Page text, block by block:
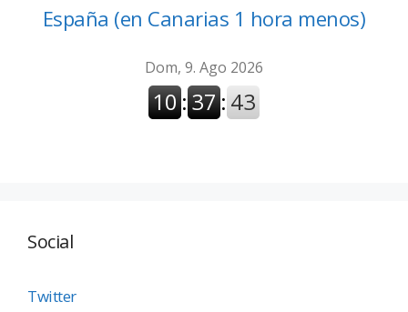
España (en Canarias 1 hora menos)
Social
Twitter